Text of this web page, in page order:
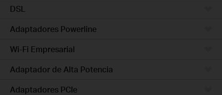
DSL
Adaptadores Powerline
Wi-Fi Empresarial
Adaptador de Alta Potencia
Adaptadores PCIe